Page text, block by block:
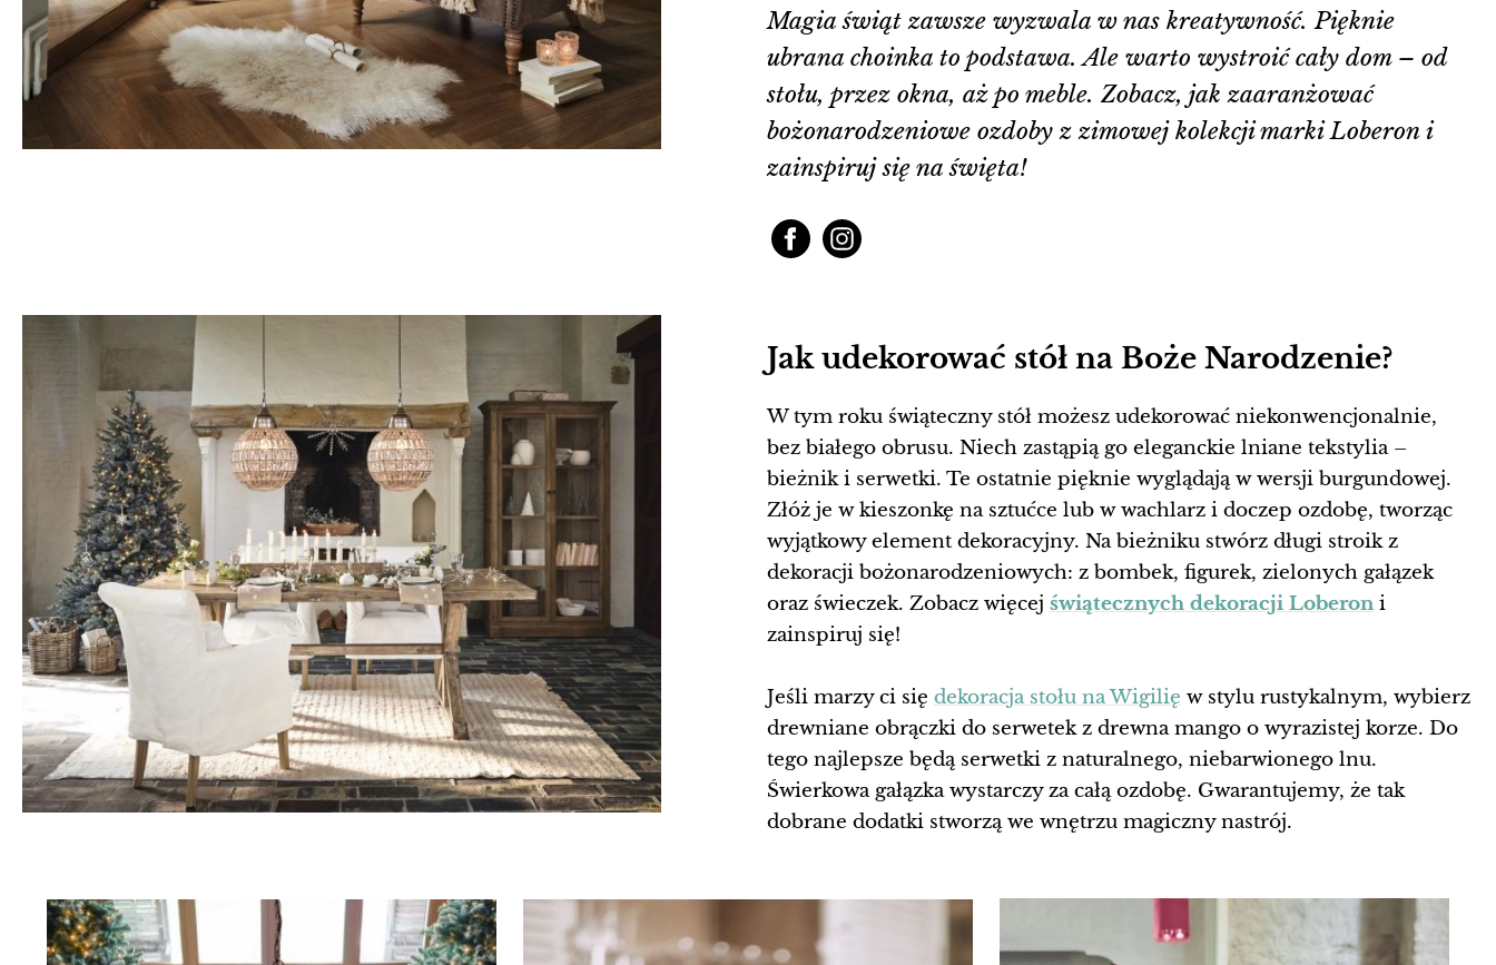
Magia świąt zawsze wyzwala w nas kreatywność. Pięknie
ubrana choinka to podstawa. Ale warto wystroić cały dom – od
stołu, przez okna, aż po meble. Zobacz, jak zaaranżować
bożonarodzeniowe ozdoby z zimowej kolekcji marki Loberon i
zainspiruj się na święta!
Jak udekorować stół na Boże Narodzenie?
W tym roku świąteczny stół możesz udekorować niekonwencjonalnie,
bez białego obrusu. Niech zastąpią go eleganckie lniane tekstylia –
bieżnik i serwetki. Te ostatnie pięknie wyglądają w wersji burgundowej.
Złóż je w kieszonkę na sztućce lub w wachlarz i doczep ozdobę, tworząc
wyjątkowy element dekoracyjny. Na bieżniku stwórz długi stroik z
dekoracji bożonarodzeniowych: z bombek, figurek, zielonych gałązek
oraz świeczek. Zobacz więcej świątecznych dekoracji Loberon i
zainspiruj się!
Jeśli marzy ci się dekoracja stołu na Wigilię w stylu rustykalnym, wybierz
drewniane obrączki do serwetek z drewna mango o wyrazistej korze. Do
tego najlepsze będą serwetki z naturalnego, niebarwionego lnu.
Świerkowa gałązka wystarczy za całą ozdobę. Gwarantujemy, że tak
dobrane dodatki stworzą we wnętrzu magiczny nastrój.